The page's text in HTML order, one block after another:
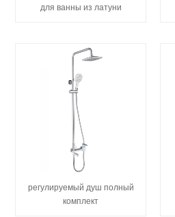
для ванны из латуни
регулируемый душ полный
комплект